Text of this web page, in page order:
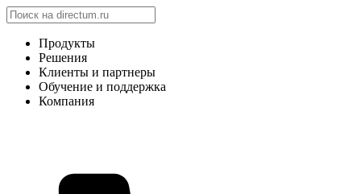
Продукты
Решения
Клиенты и партнеры
Обучение и поддержка
Компания